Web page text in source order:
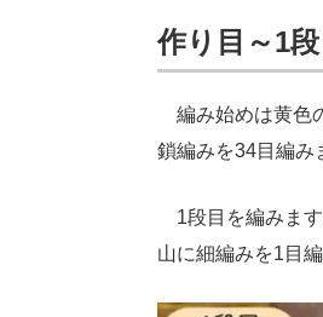
作り目～1段
編み始めは黄色
鎖編みを34目編み
1段目を編みます
山に細編みを1目